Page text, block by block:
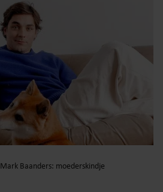
Mark Baanders: moederskindje